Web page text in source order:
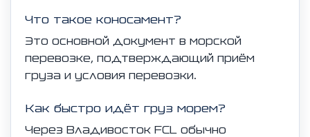
Что такое коносамент?
Это основной документ в морской
перевозке, подтверждающий приём
груза и условия перевозки.
Как быстро идёт груз морем?
Через Владивосток FCL обычно